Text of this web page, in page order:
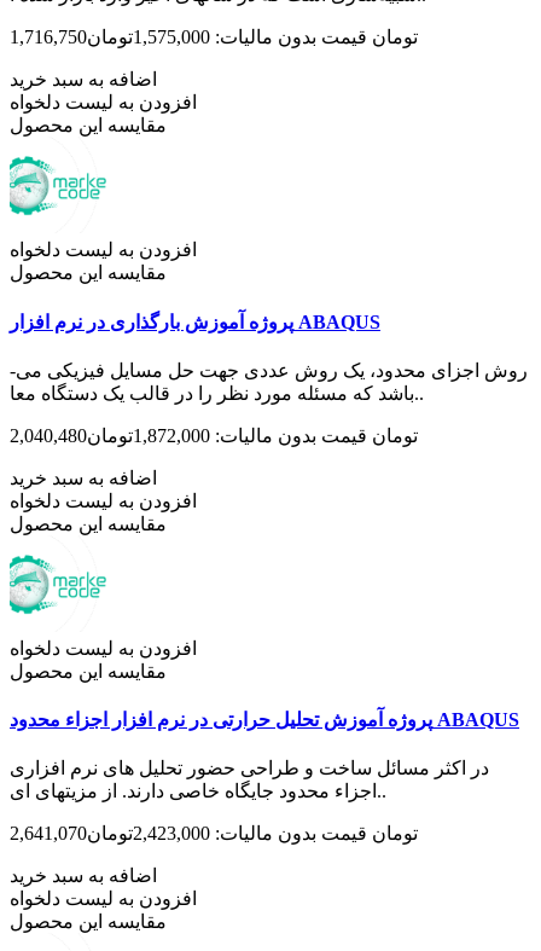
1,716,750تومان قیمت بدون مالیات: 1,575,000تومان
اضافه به سبد خرید
افزودن به لیست دلخواه
مقایسه این محصول
افزودن به لیست دلخواه
مقایسه این محصول
پروژه آموزش بارگذاری در نرم افزار ABAQUS
روش اجزای محدود، یک روش عددی جهت حل مسایل فیزیکی می­
باشد که مسئله مورد نظر را در قالب یک دستگاه معا..
2,040,480تومان قیمت بدون مالیات: 1,872,000تومان
اضافه به سبد خرید
افزودن به لیست دلخواه
مقایسه این محصول
افزودن به لیست دلخواه
مقایسه این محصول
پروژه آموزش تحلیل حرارتی در نرم­ افزار اجزاء محدود ABAQUS
در اکثر مسائل ساخت و طراحی حضور تحلیل­ های نرم ­افزاری
اجزاء محدود جایگاه خاصی دارند. از مزیت­های ای..
2,641,070تومان قیمت بدون مالیات: 2,423,000تومان
اضافه به سبد خرید
افزودن به لیست دلخواه
مقایسه این محصول